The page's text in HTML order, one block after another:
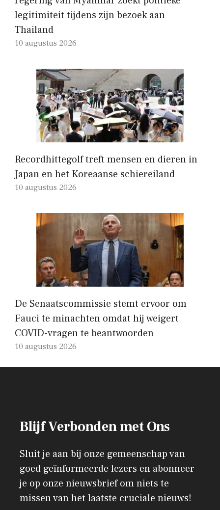
legitimiteit tijdens zijn bezoek aan
Thailand
10 augustus 2026
Recordhittegolf treft mensen en dieren in
Japan en het Koreaanse schiereiland
10 augustus 2026
De Senaatscommissie stemt ervoor om
Fauci te minachten omdat hij weigert
COVID-vragen te beantwoorden
10 augustus 2026
Blijf Verbonden met Ons
Sluit je aan bij onze gemeenschap van
goed geïnformeerde lezers en abonneer
je op onze nieuwsbrief om niets te
missen van het laatste cruciale nieuws!